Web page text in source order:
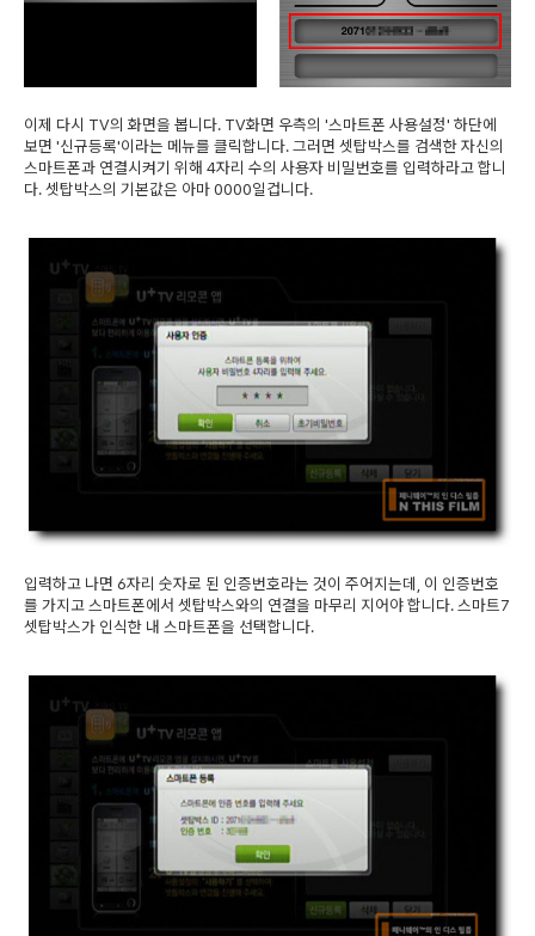
이제 다시 TV의 화면을 봅니다. TV화면 우측의 '스마트폰 사용설정' 하단에
보면 '신규등록'이라는 메뉴를 클릭합니다. 그러면 셋탑박스를 검색한 자신의
스마트폰과 연결시켜기 위해 4자리 수의 사용자 비밀번호를 입력하라고 합니
다. 셋탑박스의 기본값은 아마 0000일겁니다.
입력하고 나면 6자리 숫자로 된 인증번호라는 것이 주어지는데, 이 인증번호
를 가지고 스마트폰에서 셋탑박스와의 연결을 마무리 지어야 합니다. 스마트7
셋탑박스가 인식한 내 스마트폰을 선택합니다.